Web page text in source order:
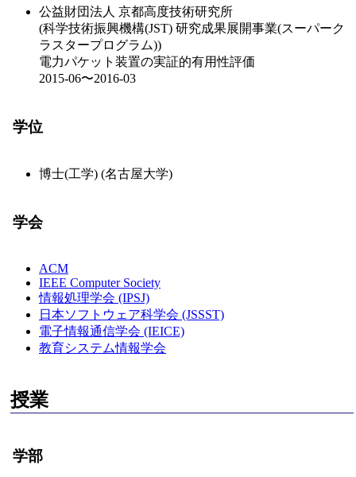
公益財団法人 京都高度技術研究所
(科学技術振興機構(JST) 研究成果展開事業(スーパーク
ラスタープログラム))
電力パケット装置の実証的有用性評価
2015-06〜2016-03
学位
博士(工学) (名古屋大学)
学会
ACM
IEEE Computer Society
情報処理学会 (IPSJ)
日本ソフトウェア科学会 (JSSST)
電子情報通信学会 (IEICE)
教育システム情報学会
授業
学部